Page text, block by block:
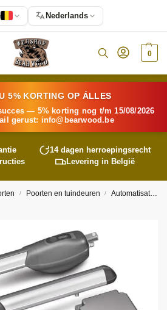
0
5% KORTING OP ÁLLES
— 5% korting nog t/m 15/08/2026
gerust: info@ bearwood.be
14 dagen herroepingsrecht
Levering in België
/ Poorten en tuindeuren / Automatisatie poorten
Nederlands